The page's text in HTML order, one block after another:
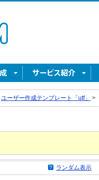
ユーザー作成テンプレート「utf」 >
ランダム表示